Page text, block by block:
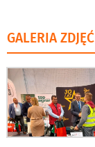
GALERIA ZDJĘĆ